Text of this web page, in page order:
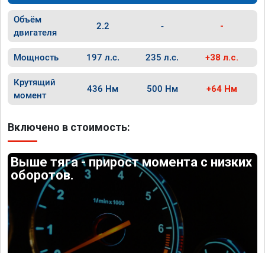
Объём
двигателя
2.2 - -
Мощность 197 л.с. 235 л.с. +38 л.с.
Крутящий
момент
436 Нм 500 Нм +64 Нм
Включено в стоимость:
Выше тяга - прирост момента с низких
оборотов.